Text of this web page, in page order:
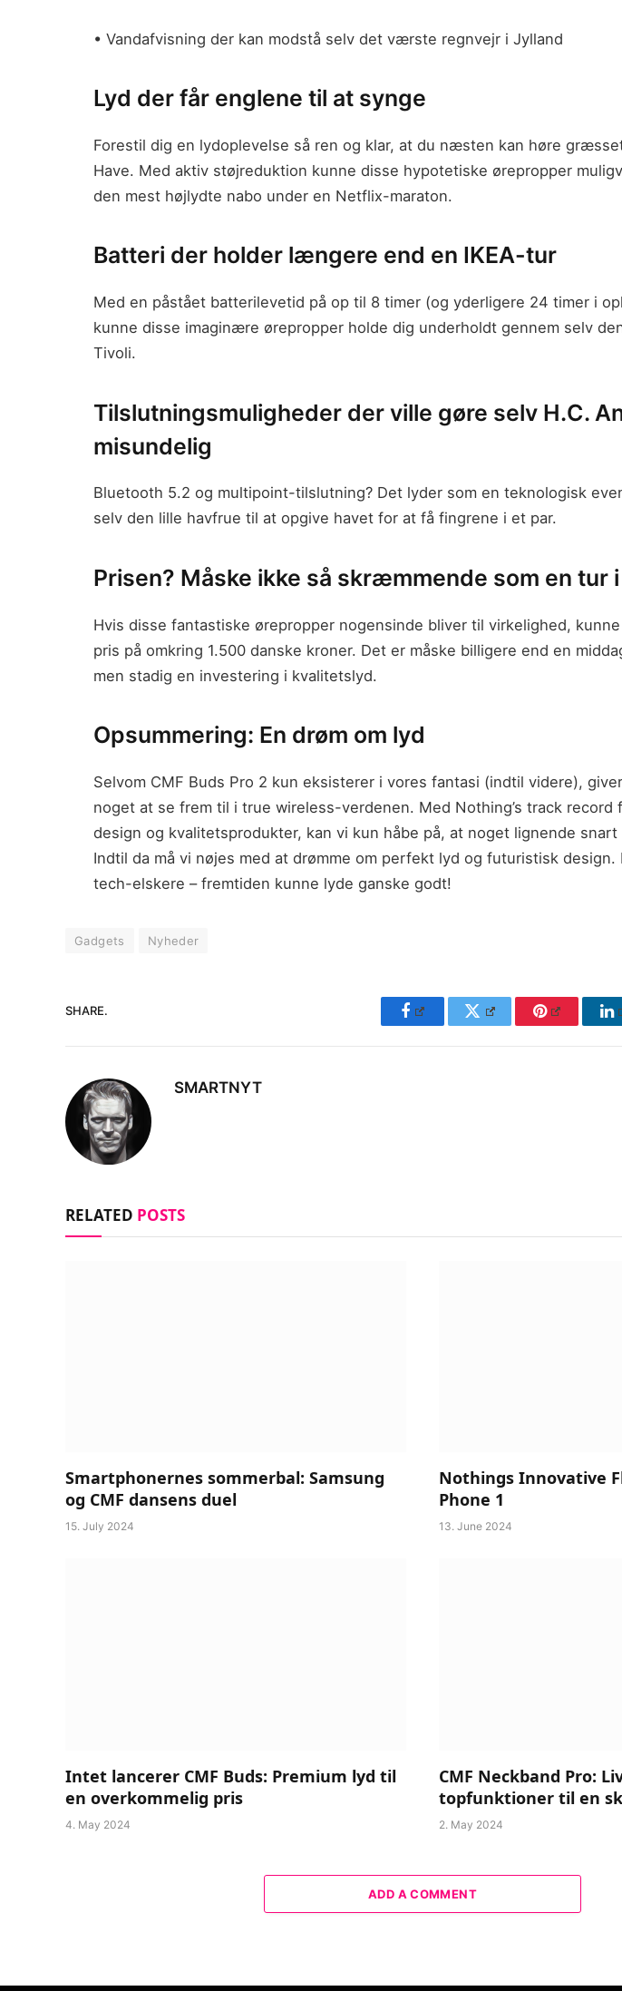
• Vandafvisning der kan modstå selv det værste regnvejr i Jylland
Lyd der får englene til at synge
Forestil dig en lydoplevelse så ren og klar, at du næsten kan høre
Have. Med aktiv støjreduktion kunne disse hypotetiske ørepropper
den mest højlydte nabo under en Netflix-maraton.
Batteri der holder længere end en IKEA-tur
Med en påstået batterilevetid på op til 8 timer (og yderligere 24 timer i
kunne disse imaginære ørepropper holde dig underholdt gennem selv
Tivoli.
Tilslutningsmuligheder der ville gøre selv H.C.
misundelig
Bluetooth 5.2 og multipoint-tilslutning? Det lyder som en teknologisk
selv den lille havfrue til at opgive havet for at få fingrene i et par.
Prisen? Måske ikke så skræmmende som en tur
Hvis disse fantastiske ørepropper nogensinde bliver til virkelighed,
pris på omkring 1.500 danske kroner. Det er måske billigere end en
men stadig en investering i kvalitetslyd.
Opsummering: En drøm om lyd
Selvom CMF Buds Pro 2 kun eksisterer i vores fantasi (indtil videre),
noget at se frem til i true wireless-verdenen. Med Nothing’s track record
design og kvalitetsprodukter, kan vi kun håbe på, at noget lignende
Indtil da må vi nøjes med at drømme om perfekt lyd og futuristisk design.
tech-elskere – fremtiden kunne lyde ganske godt!
Gadgets Nyheder
SHARE.
Facebook Twitter Pinterest
SMARTNYT
RELATED POSTS
Smartphonernes sommerbal: Samsung
og CMF dansens duel
15. July 2024
Nothings Innovative
Phone 1
13. June 2024
Intet lancerer CMF Buds: Premium lyd til
en overkommelig pris
4. May 2024
CMF Neckband Pro:
topfunktioner til en
2. May 2024
ADD A COMMENT